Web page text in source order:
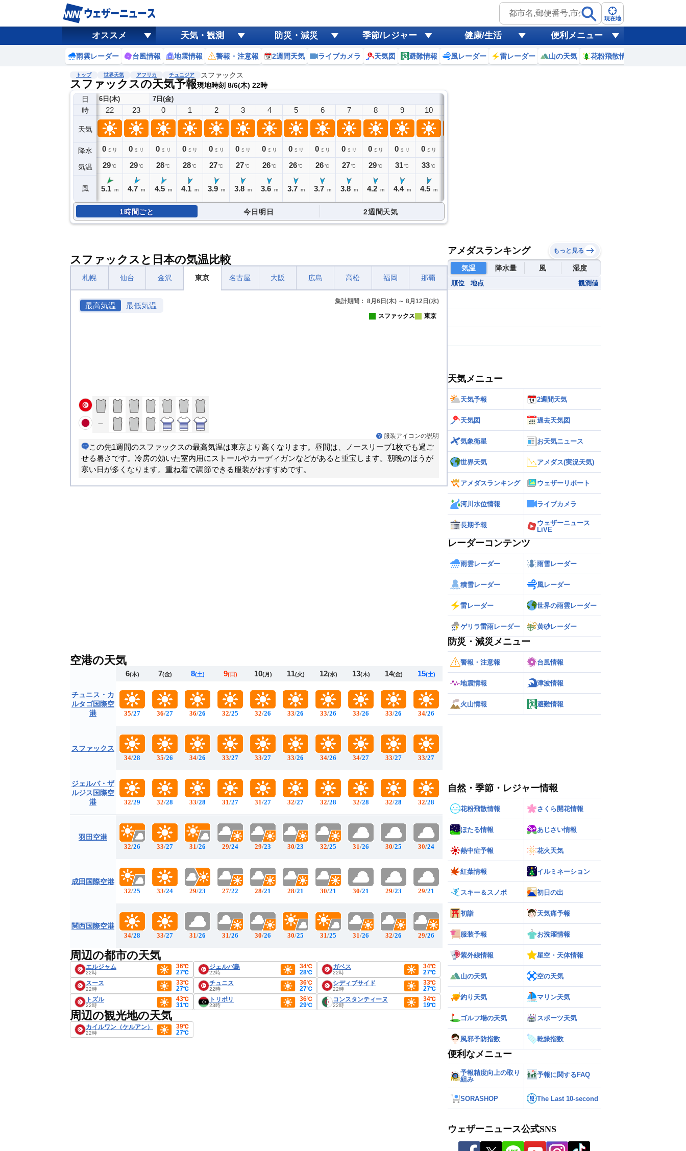
現在地
オススメ 天気・観測 防災・減災 季節/レジャー 健康/生活 便利メニュー
雨雲レーダー 台風情報 地震情報 警報・注意報 2週間天気 ライブカメラ 天気図 避難情報 風レーダー 雷レーダー 山の天気 花粉飛散情報
トップ 世界天気 アフリカ チュニジア スファックス
スファックスの天気予報現地時刻 8/6(木) 22時
日
時
天気
降水
気温
風
6日(木)
22
0 ミリ
29℃
5.1 m
23
0 ミリ
29 ℃
4.7 m
7日(金)
0
0 ミリ
28℃
4.5 m
1
0 ミリ
28℃
4.1 m
2
0 ミリ
27℃
3.9 m
3
0 ミリ
27℃
3.8 m
4
0 ミリ
26℃
3.6 m
5
0 ミリ
26℃
3.7 m
6
0 ミリ
26℃
3.7 m
7
0 ミリ
27℃
3.8 m
8
0 ミリ
29℃
4.2 m
9
0 ミリ
31℃
4.4 m
10
0 ミリ
33℃
4.5 m
1時間ごと 今日明日 2週間天気
スファックスと日本の気温比較
札幌 仙台 金沢 東京 名古屋 大阪 広島 高松 福岡 那覇
最高気温 最低気温
集計期間： 8月6日(木) ～ 8月12日(水)
スファックス 東京
服装アイコンの説明
この先1週間のスファックスの最高気温は東京より高くなります。昼間は、ノースリーブ1枚でも過ご
せる暑さです。冷房の効いた室内用にストールやカーディガンなどがあると重宝します。朝晩のほうが
寒い日が多くなります。重ね着で調節できる服装がおすすめです。
空港の天気
チュニス・カ
ルタゴ国際空
港
スファックス
ジェルバ・ザ
ルジス国際空
港
羽田空港
成田国際空港
関西国際空港
6(木)
35/27
34/28
32/29
32/26
32/25
34/28
7(金)
36/27
35/26
32/28
33/27
33/24
33/27
8(土)
36/26
34/26
33/28
31/26
29/23
31/26
9(日)
32/25
33/27
31/27
29/24
27/22
31/26
10(月)
32/26
33/27
31/27
29/23
28/21
30/26
11(火)
33/26
33/26
32/27
30/23
28/21
30/25
12(水)
33/26
34/26
32/28
32/25
30/21
31/25
13(木)
33/26
34/27
32/28
31/26
30/21
31/26
14(金)
33/26
33/27
32/28
30/25
29/23
32/26
15(土)
34/26
33/27
32/28
30/24
29/21
29/26
周辺の都市の天気
エルジャム
22時
36℃
27℃
ジェルバ島
22時
34℃
28℃
ガベス
22時
34℃
27℃
スース
22時
33℃
27℃
チュニス
22時
36℃
27℃
シディブサイド
22時
33℃
27℃
トズル
22時
43℃
31℃
トリポリ
23時
36℃
29℃
コンスタンティーヌ
22時
34℃
19℃
周辺の観光地の天気
カイルワン（ケルアン）
22時
39℃
27℃
アメダスランキング もっと見る
気温 降水量 風 湿度
順位 地点 観測値
天気メニュー
天気予報 2週間天気
天気図 過去天気図
気象衛星 お天気ニュース
世界天気 アメダス(実況天気)
アメダスランキング ウェザーリポート
河川水位情報 ライブカメラ
長期予報
ウェザーニュース
LiVE
レーダーコンテンツ
雨雲レーダー 雨雪レーダー
積雪レーダー 風レーダー
雷レーダー 世界の雨雲レーダー
ゲリラ雷雨レーダー 黄砂レーダー
防災・減災メニュー
警報・注意報 台風情報
地震情報 津波情報
火山情報 避難情報
自然・季節・レジャー情報
花粉飛散情報 さくら開花情報
ほたる情報 あじさい情報
熱中症予報 花火天気
紅葉情報 イルミネーション
スキー＆スノボ 初日の出
初詣 天気痛予報
服装予報 お洗濯情報
紫外線情報 星空・天体情報
山の天気 空の天気
釣り天気 マリン天気
ゴルフ場の天気 スポーツ天気
風邪予防指数 乾燥指数
便利なメニュー
予報精度向上の取り
組み
予報に関するFAQ
SORASHOP The Last 10-second
ウェザーニュース公式SNS